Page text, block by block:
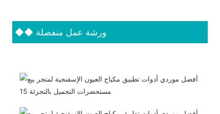
◆◆ ورشة عمل منفصلة